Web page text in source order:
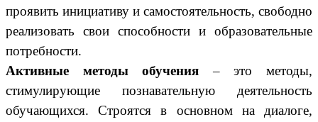
проявить инициативу и самостоятельность, свободно
реализовать свои способности и образовательные
потребности.
Активные методы обучения – это методы,
стимулирующие познавательную деятельность
обучающихся. Строятся в основном на диалоге,